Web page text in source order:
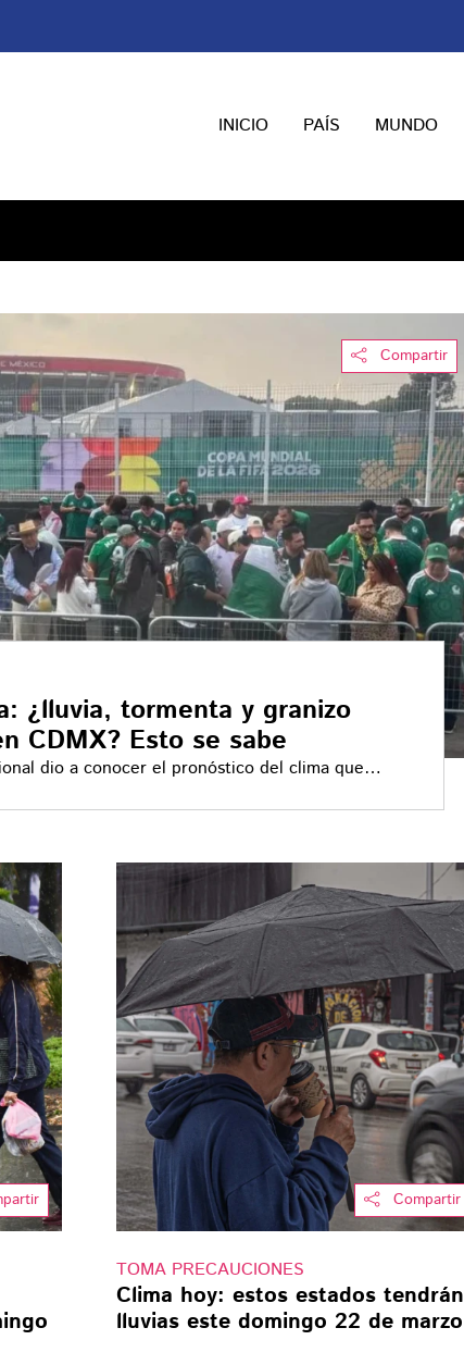
INICIO PAÍS MUNDO
Compartir
¿lluvia, tormenta y granizo
CDMX? Esto se sabe
dio a conocer el pronóstico del clima que
Compartir
TOMA PRECAUCIONES
Clima hoy: estos estados tendrán
lluvias este domingo 22 de marzo